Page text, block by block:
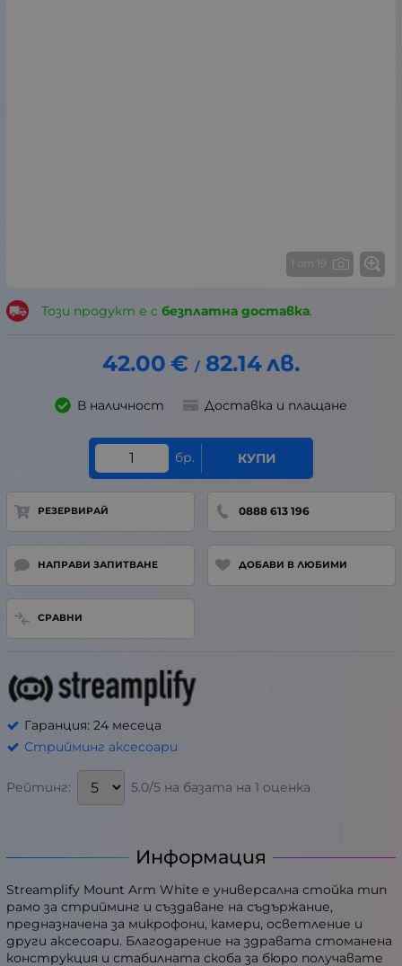
1 от 19
Този продукт е с безплатна доставка.
42.00 € / 82.14лв.
В наличност Доставка и плащане
бр. КУПИ
РЕЗЕРВИРАЙ 0888 613 196
НАПРАВИ ЗАПИТВАНЕ ДОБАВИ В ЛЮБИМИ
СРАВНИ
Гаранция: 24 месеца
Стрийминг аксесоари
Рейтинг: 5.0/5 на базата на 1 оценка
Информация
Streamplify Mount Arm White е универсална стойка тип
рамо за стрийминг и създаване на съдържание,
предназначена за микрофони, камери, осветление и
други аксесоари. Благодарение на здравата стоманена
конструкция и стабилната скоба за бюро получавате